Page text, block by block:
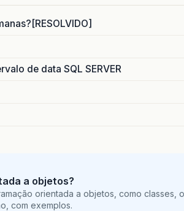
de data SQL SERVER
a objetos?
orientada a objetos, como classes,
com exemplos.